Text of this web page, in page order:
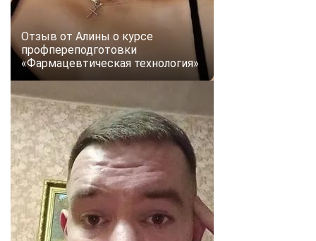
Отзыв от Алины о курсе
профпереподготовки
«Фармацевтическая технология»